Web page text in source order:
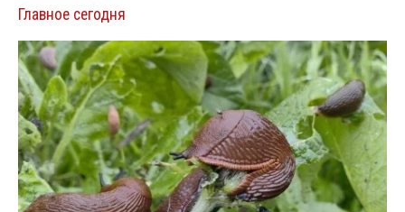
Главное сегодня